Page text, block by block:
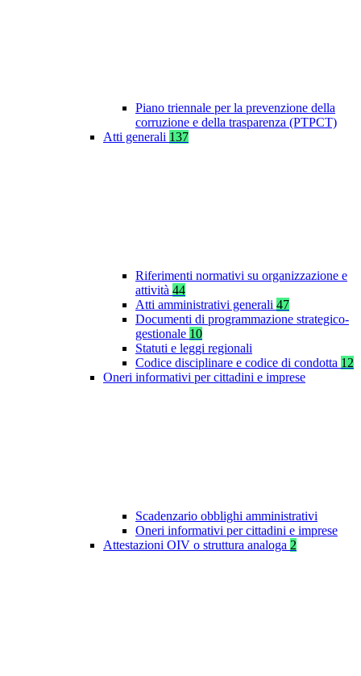
Piano triennale per la prevenzione della
corruzione e della trasparenza (PTPCT)
Atti generali 137
Riferimenti normativi su organizzazione e
attività 44
Atti amministrativi generali 47
Documenti di programmazione strategico-
gestionale 10
Statuti e leggi regionali
Codice disciplinare e codice di condotta 12
Oneri informativi per cittadini e imprese
Scadenzario obblighi amministrativi
Oneri informativi per cittadini e imprese
Attestazioni OIV o struttura analoga 2